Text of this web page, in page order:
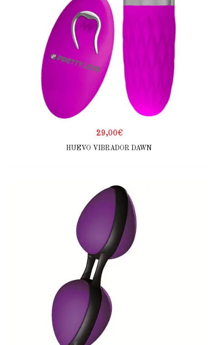
29,00€
HUEVO VIBRADOR DAWN